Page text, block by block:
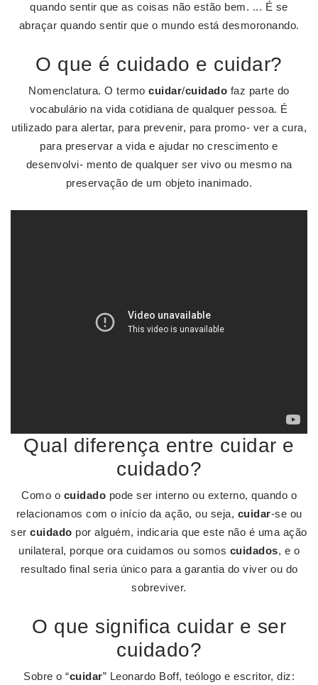
quando sentir que as coisas não estão bem. ... É se
abraçar quando sentir que o mundo está desmoronando.
O que é cuidado e cuidar?
Nomenclatura. O termocuidar/cuidado faz parte do
vocabulário na vida cotidiana de qualquer pessoa. É
utilizado para alertar, para prevenir, para promo- ver a cura,
para preservar a vida e ajudar no crescimento e
desenvolvi- mento de qualquer ser vivo ou mesmo na
preservação de um objeto inanimado.
Qual diferença entre cuidar e
cuidado?
Como o cuidado pode ser interno ou externo, quando o
relacionamos com o início da ação, ou seja, cuidar-se ou
sercuidado por alguém, indicaria que este não é uma ação
unilateral, porque ora cuidamos ou somos cuidados, e o
resultado final seria único para a garantia do viver ou do
sobreviver.
O que significa cuidar e ser
cuidado?
Sobre o “cuidar” Leonardo Boff, teólogo e escritor, diz: